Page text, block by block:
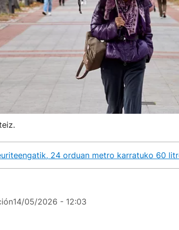
24 orduan metro karratuko 60
14/05/2026 - 12:03